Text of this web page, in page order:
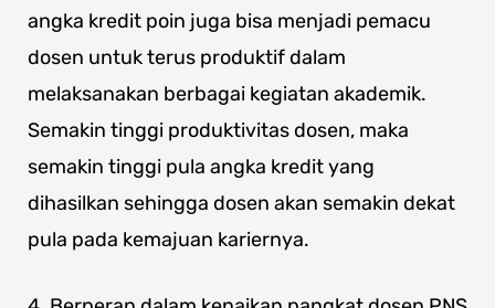
angka kredit poin juga bisa menjadi pemacu
dosen untuk terus produktif dalam
melaksanakan berbagai kegiatan akademik.
Semakin tinggi produktivitas dosen, maka
semakin tinggi pula angka kredit yang
dihasilkan sehingga dosen akan semakin dekat
pula pada kemajuan kariernya.